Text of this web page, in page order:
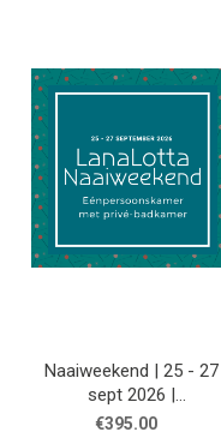
Tips & tricks
Cadeaubon
Solden
Naaiweekend | 25 - 27
sept 2026 |
Eénpersoonskamer, privé
€395.00